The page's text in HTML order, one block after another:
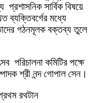
প্রশাসনিক সার্বিক বিষয়ে
ব্যক্তিবর্গের মধ্যে
গঠনমূলক বক্তব্য তুলে
পরিচালনা কমিটির পক্ষে
শ্রী নন্দ গোপাল সেন।
রথটান